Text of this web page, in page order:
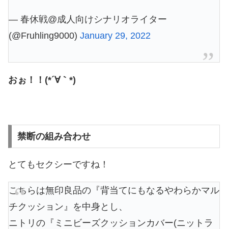
— 春休戦@成人向けシナリオライター
(@Fruhling9000) January 29, 2022
おぉ！！(*´∀｀*)
禁断の組み合わせ
とてもセクシーですね！
こちらは無印良品の『背当てにもなるやわらかマル
チクッション』を中身とし、
ニトリの『ミニビーズクッションカバー(ニットラ